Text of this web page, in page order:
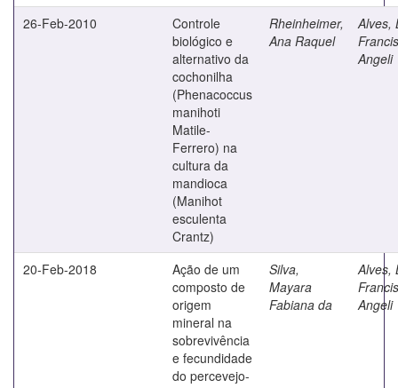
26-Feb-2010
Controle
biológico e
alternativo da
cochonilha
(Phenacoccus
manihoti
Matile-
Ferrero) na
cultura da
mandioca
(Manihot
esculenta
Crantz)
Rheinheimer,
Ana Raquel
Alves,
Angeli
20-Feb-2018
Ação de um
composto de
origem
mineral na
sobrevivência
e fecundidade
do percevejo-
Silva,
Mayara
Fabiana da
Alves,
Angeli